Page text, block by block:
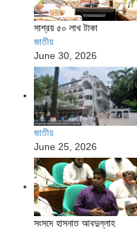
সাশ্রয় ৫০ লাখ টাকা
জাতীয়
June 30, 2026
জাতীয়
June 25, 2026
সংসদে হাসনাত আবদুল্লাহ